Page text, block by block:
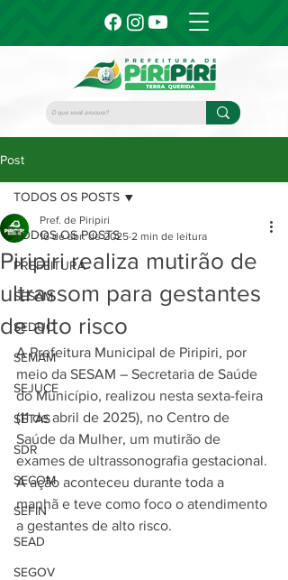
Post
TODOS OS POSTS
PREFEITURA
SESAM
SEDUC
SEMAM
SEJUCE
SETAS
SDR
SECOM
SEFIN
SEAD
SEGOV
TODOS OS POSTS
Piripiri realiza mutirão de
ultrassom para gestantes
de alto risco
Pref. de Piripiri
16 de abr. de 2025 2 min de leitura
A Prefeitura Municipal de Piripiri, por
meio da SESAM – Secretaria de Saúde
do Município, realizou nesta sexta-feira
(11 de abril de 2025), no Centro de
Saúde da Mulher, um mutirão de
exames de ultrassonografia gestacional.
A ação aconteceu durante toda a
manhã e teve como foco o atendimento
a gestantes de alto risco.